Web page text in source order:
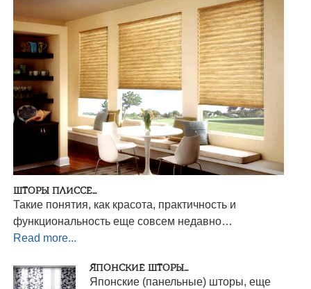
ШТОРЫ ПЛИССЕ...
Такие понятия, как красота, практичность и
функциональность еще совсем недавно…
Read more...
ЯПОНСКИЕ ШТОРЫ...
Японские (панельные) шторы, еще